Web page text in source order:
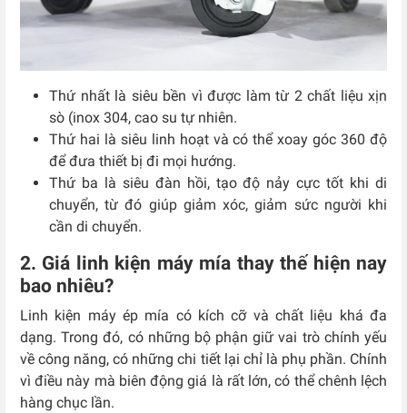
Thứ nhất là siêu bền vì được làm từ 2 chất liệu xịn
sò (inox 304, cao su tự nhiên.
Thứ hai là siêu linh hoạt và có thể xoay góc 360 độ
để đưa thiết bị đi mọi hướng.
Thứ ba là siêu đàn hồi, tạo độ nảy cực tốt khi di
chuyển, từ đó giúp giảm xóc, giảm sức người khi
cần di chuyển.
2. Giá linh kiện máy mía thay thế hiện nay
bao nhiêu?
Linh kiện máy ép mía có kích cỡ và chất liệu khá đa
dạng. Trong đó, có những bộ phận giữ vai trò chính yếu
về công năng, có những chi tiết lại chỉ là phụ phần. Chính
vì điều này mà biên động giá là rất lớn, có thể chênh lệch
hàng chục lần.